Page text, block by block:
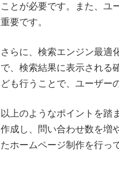
ことが必要です。また、ユ
重要です。
さらに、検索エンジン最適
で、検索結果に表示される
ども行うことで、ユーザー
以上のようなポイントを踏
作成し、問い合わせ数を増
たホームページ制作を行っ